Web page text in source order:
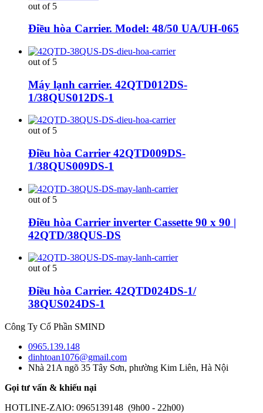
out of 5
Điều hòa Carrier. Model: 48/50 UA/UH-065
out of 5
Máy lạnh carrier. 42QTD012DS-
1/38QUS012DS-1
out of 5
Điều hòa Carrier 42QTD009DS-
1/38QUS009DS-1
out of 5
Điều hòa Carrier inverter Cassette 90 x 90 |
42QTD/38QUS-DS
out of 5
Điều hòa Carrier. 42QTD024DS-1/
38QUS024DS-1
Công Ty Cổ Phần SMIND
0965.139.148
dinhtoan1076@gmail.com
Nhà 21A ngõ 35 Tây Sơn, phường Kim Liên, Hà Nội
Gọi tư vấn & khiếu nại
HOTLINE-ZAlO: 0965139148 (9h00 - 22h00)